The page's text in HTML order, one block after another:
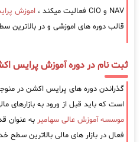
NAV و CIO فعالیت میکند ،
اموزش
قالب دوره های اموزشی و در بالاترین
ثبت نام در دوره آموزش پرایس
گذراندن دوره های پرایس اکشن در
است که باید قبل از ورود به بازارهای
موسسه آموزش عالی سهامیر به عنوان
فعال در بازار های مالی بالاترین